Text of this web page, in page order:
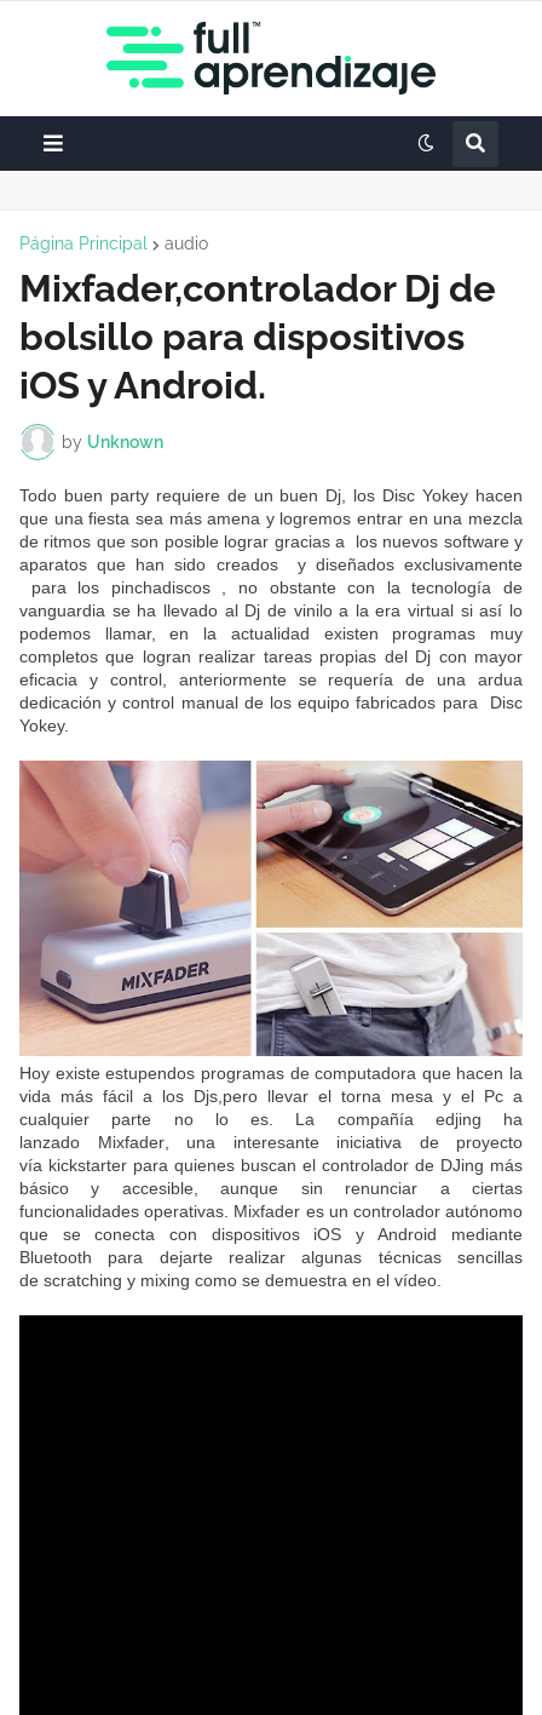
Página Principal audio
Mixfader,controlador Dj de
bolsillo para dispositivos
iOS y Android.
by Unknown
Todo buen party requiere de un buen Dj, los Disc Yokey hacen
que una fiesta sea más amena y logremos entrar en una mezcla
de ritmos que son posible lograr gracias a los nuevos software y
aparatos que han sido creados y diseñados exclusivamente
para los pinchadiscos , no obstante con la tecnología de
vanguardia se ha llevado al Dj de vinilo a la era virtual si así lo
podemos llamar, en la actualidad existen programas muy
completos que logran realizar tareas propias del Dj con mayor
eficacia y control, anteriormente se requería de una ardua
dedicación y control manual de los equipo fabricados para Disc
Yokey.
Hoy existe estupendos programas de computadora que hacen la
vida más fácil a los Djs,pero llevar el torna mesa y el Pc a
cualquier parte no lo es. La compañía edjing ha
lanzado Mixfader, una interesante iniciativa de proyecto
vía kickstarter para quienes buscan el controlador de DJing más
básico y accesible, aunque sin renunciar a ciertas
funcionalidades operativas. Mixfader es un controlador autónomo
que se conecta con dispositivos
iOS y Android
mediante
Bluetooth para dejarte realizar algunas técnicas sencillas
de scratching y mixing como se demuestra en el vídeo.